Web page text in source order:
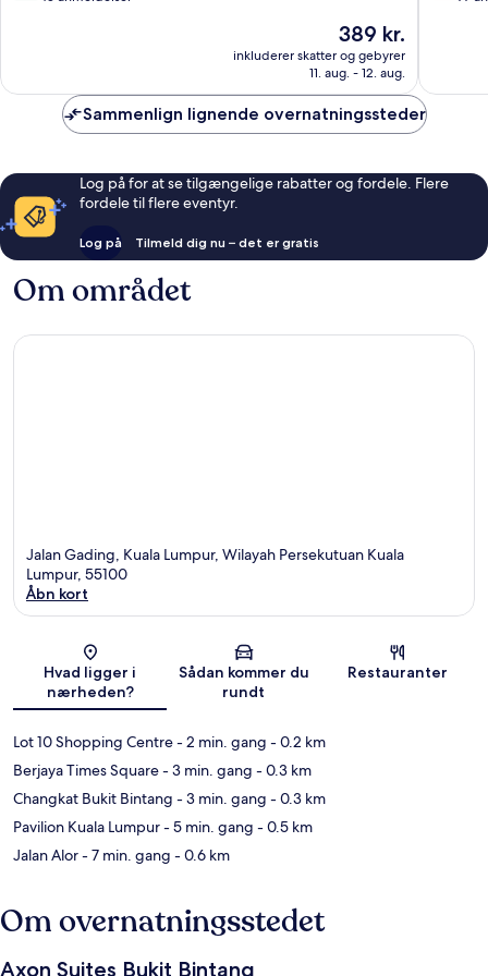
anmeldelser
Prisen
389 kr.
389 kr.
inkluderer skatter og gebyrer
11. aug. - 12. aug.
Sammenlign lignende overnatningssteder
Log på for at se tilgængelige rabatter og fordele. Flere
fordele til flere eventyr.
Log på Tilmeld dig nu – det er gratis
Om området
Jalan Gading, Kuala Lumpur, Wilayah Persekutuan Kuala
Lumpur, 55100
Åbn kort
Hvad ligger i
nærheden?
Sådan kommer du
rundt
Restauranter
Lot 10 Shopping Centre- 2 min. gang - 0.2 km
Berjaya Times Square- 3 min. gang - 0.3 km
Changkat Bukit Bintang - 3 min. gang - 0.3 km
Pavilion Kuala Lumpur- 5 min. gang - 0.5 km
Jalan Alor- 7 min. gang - 0.6 km
Om overnatningsstedet
Axon Suites Bukit Bintang